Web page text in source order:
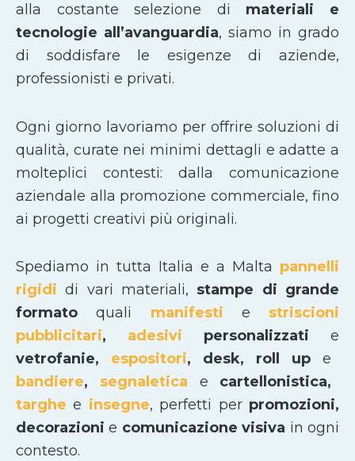
alla costante selezione di materiali e
tecnologie all’avanguardia, siamo in grado
di soddisfare le esigenze di aziende,
professionisti e privati.
Ogni giorno lavoriamo per offrire soluzioni di
qualità, curate nei minimi dettagli e adatte a
molteplici contesti: dalla comunicazione
aziendale alla promozione commerciale, fino
ai progetti creativi più originali.
Spediamo in tutta Italia e a Malta pannelli
rigididi vari materiali, stampe di grande
formatoquali manifesti e striscioni
pubblicitari, adesivi personalizzati e
vetrofanie, espositori, desk, roll up e
bandiere, segnaletica e cartellonistica,
targhee insegne, perfetti per promozioni,
decorazionie comunicazione visiva in ogni
contesto.